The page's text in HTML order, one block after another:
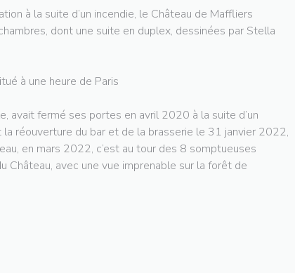
à la suite d’un incendie, le Château de Maffliers
dont une suite en duplex, dessinées par Stella
à une heure de Paris
avait fermé ses portes en avril 2020 à la suite d’un
réouverture du bar et de la brasserie le 31 janvier 2022,
en mars 2022, c’est au tour des 8 somptueuses
Château, avec une vue imprenable sur la forêt de